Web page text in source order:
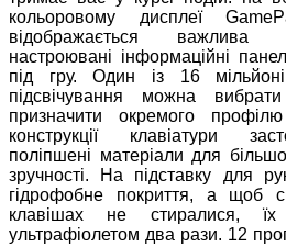
кольоровому дисплеї
відображається важлива
настроювані інформаційні
під гру. Один із 16 мільйонів
підсвічування можна
призначити окремого
конструкції клавіатури
поліпшені матеріали для
зручності. На підставку для
гідрофобне покриття, а щоб
клавішах не стиралися, їх
ультрафіолетом два рази. 12